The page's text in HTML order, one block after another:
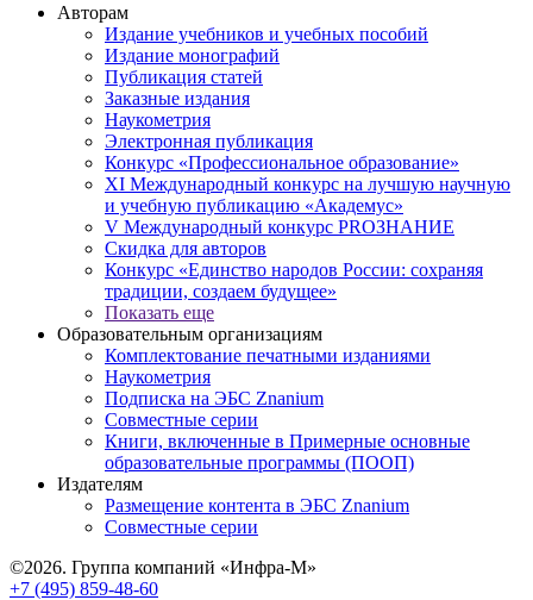
Авторам
Издание учебников и учебных пособий
Издание монографий
Публикация статей
Заказные издания
Наукометрия
Электронная публикация
Конкурс «Профессиональное образование»
XI Международный конкурс на лучшую научную
и учебную публикацию «Академус»
V Международный конкурс PROЗНАНИЕ
Скидка для авторов
Конкурс «Единство народов России: сохраняя
традиции, создаем будущее»
Показать еще
Образовательным организациям
Комплектование печатными изданиями
Наукометрия
Подписка на ЭБС Znanium
Совместные серии
Книги, включенные в Примерные основные
образовательные программы (ПООП)
Издателям
Размещение контента в ЭБС Znanium
Совместные серии
©2026. Группа компаний «Инфра-М»
+7 (495) 859-48-60